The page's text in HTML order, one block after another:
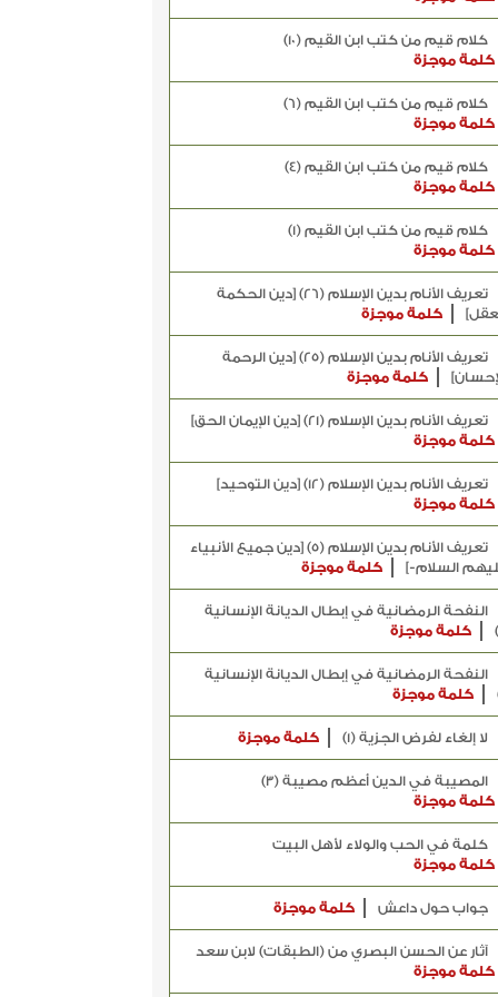
كلام قيم من كتب ابن القيم (10)
كلمة موجزة
كلام قيم من كتب ابن القيم (6)
كلمة موجزة
كلام قيم من كتب ابن القيم (4)
كلمة موجزة
كلام قيم من كتب ابن القيم (1)
كلمة موجزة
تعريف الأنام بدين الإسلام (26) [دين الحكمة
كلمة موجزة
تعريف الأنام بدين الإسلام (25) [دين الرحمة
كلمة موجزة
تعريف الأنام بدين الإسلام (21) [دين الإيمان الحق]
كلمة موجزة
تعريف الأنام بدين الإسلام (12) [دين التوحيد]
كلمة موجزة
تعريف الأنام بدين الإسلام (5) [دين جميع الأنبياء
السلام-]
كلمة موجزة
النفحة الرمضانية في إبطال الديانة الإنسانية
كلمة موجزة
النفحة الرمضانية في إبطال الديانة الإنسانية
كلمة موجزة
لا إلغاء لفرض الجزية (1) كلمة موجزة
المصيبة في الدين أعظم مصيبة (3)
كلمة موجزة
كلمة في الحب والولاء لأهل البيت
كلمة موجزة
جواب حول داعش كلمة موجزة
آثار عن الحسن البصري من (الطبقات) لابن سعد
كلمة موجزة